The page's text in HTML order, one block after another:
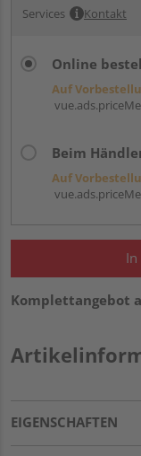
Services Kontakt
Online
Auf
Beim
Auf
Komplettangebot
EIGENSCHAFTEN